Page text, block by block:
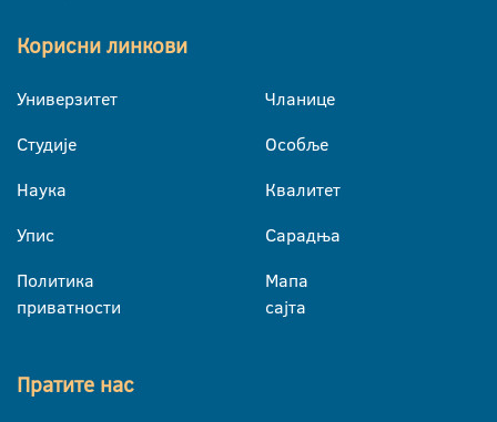
Корисни линкови
Универзитет
Студије
Наука
Упис
Политика
приватности
Чланице
Особље
Квалитет
Сарадња
Мапа
сајта
Пратите нас